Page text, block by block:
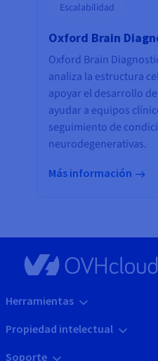
Escalabilidad
Oxford Brain
Oxford Brain
analiza la estructura
apoyar el desarrollo
ayudar a equipos
seguimiento de
neurodegenerativas.
Más información
Herramientas
Propiedad intelectual
Soporte